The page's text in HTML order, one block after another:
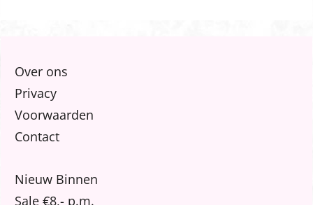
Over ons
Privacy
Voorwaarden
Contact
Nieuw Binnen
Sale €8,- p.m.